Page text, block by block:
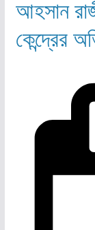
আহসান
কেন্দ্রের